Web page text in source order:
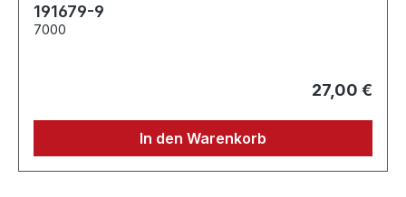
191679-9
7000
27,00 €
In den Warenkorb